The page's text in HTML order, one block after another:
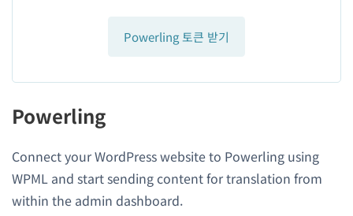
Powerling 토큰 받기
Powerling
Connect your WordPress website to Powerling using
WPML and start sending content for translation from
within the admin dashboard.